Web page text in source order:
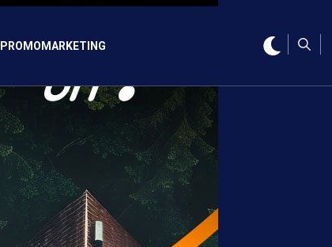
PROMO MARKETING